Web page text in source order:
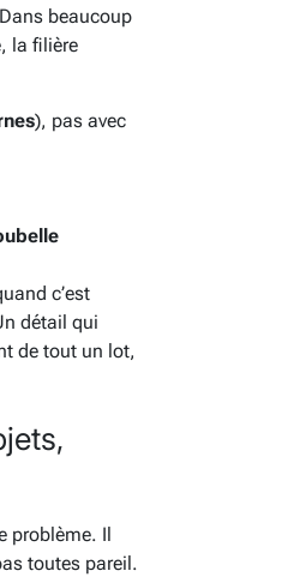
beaucoup
la filière
), pas avec
c’est
détail qui
de tout un lot,
problème. Il
toutes pareil.